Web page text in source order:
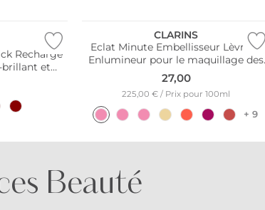
Recharge
brillant et
Sweet)
CLARINS
Eclat Minute Embellisseur Lèvres -
Enlumineur pour le maquillage des
lèvres (01 Rose Shimmer) 12ml
27,00
225,00 € / Prix pour 100ml
+ 9
Beauté